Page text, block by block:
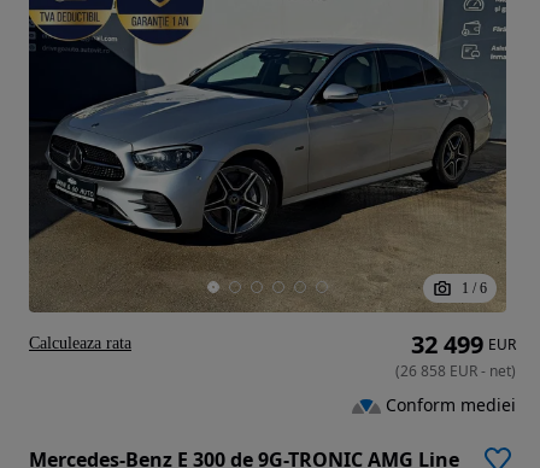
1 / 6
Mercedes-Benz E 300 de 9G-TRONIC AMG Line
32 499 EUR
(26 858 EUR- net)
Conform mediei
Calculeaza rata